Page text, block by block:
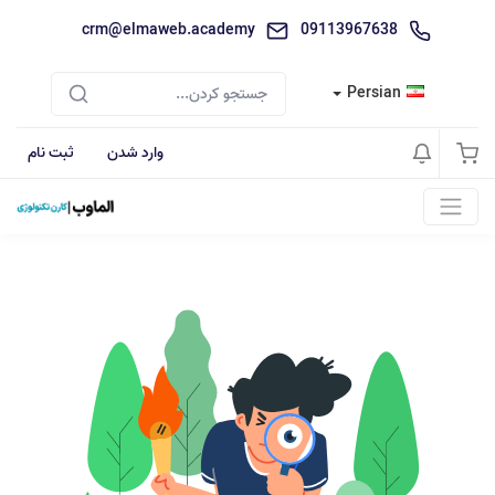
09113967638
crm@elmaweb.academy
Persian
وارد شدن ثبت نام